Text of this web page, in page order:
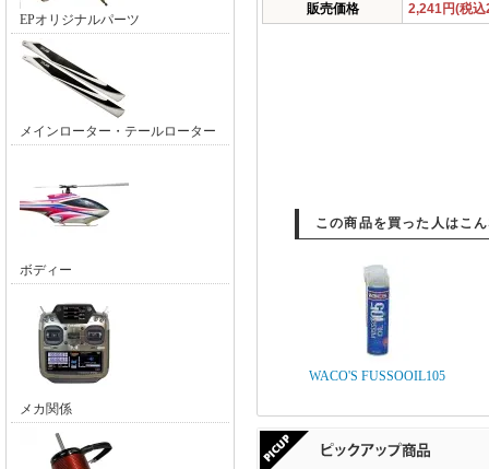
EPオリジナルパーツ
メインローター・テールローター
ボディー
メカ関係
販売価格
2,241円(税
この商品を買った人はこ
WACO'S FUSSOOIL105